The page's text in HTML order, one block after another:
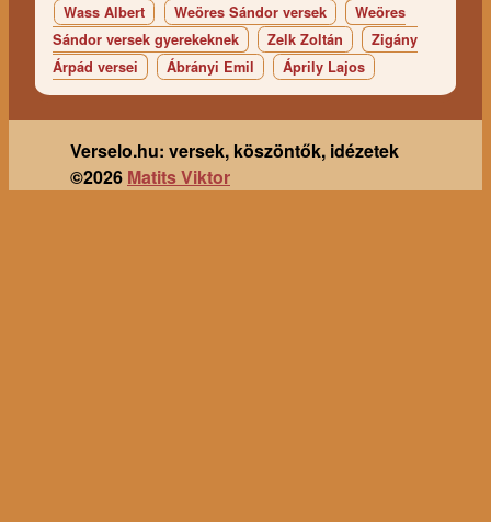
Wass Albert
Weöres Sándor versek
Weöres
Sándor versek gyerekeknek
Zelk Zoltán
Zigány
Árpád versei
Ábrányi Emil Áprily Lajos
Verselo.hu: versek, köszöntők, idézetek
©2026 Matits Viktor